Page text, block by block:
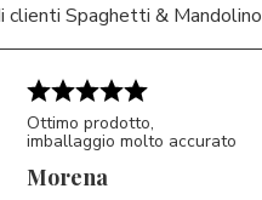
clienti Spaghetti & Mandolino
Ottimo prodotto,
imballaggio molto accurato
Morena